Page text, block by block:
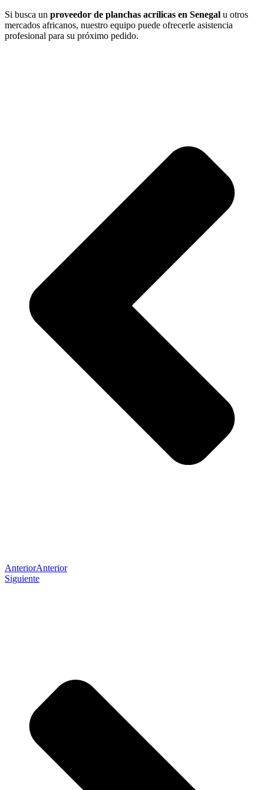
Si busca un proveedor de planchas acrílicas en Senegal u otros
mercados africanos, nuestro equipo puede ofrecerle asistencia
profesional para su próximo pedido.
AnteriorAnterior
Siguiente